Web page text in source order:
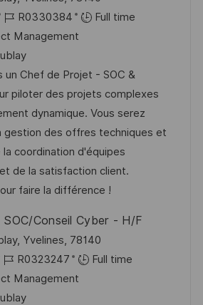
J
o
b
I
d
R0330384
Full time
Management
un Chef de Projet - SOC &
piloter des projets complexes
dynamique. Vous serez
gestion des offres techniques et
coordination d'équipes
de la satisfaction client.
faire la différence !
Conseil Cyber - H/F
Yvelines, 78140
J
o
b
R0323247
Full time
Management